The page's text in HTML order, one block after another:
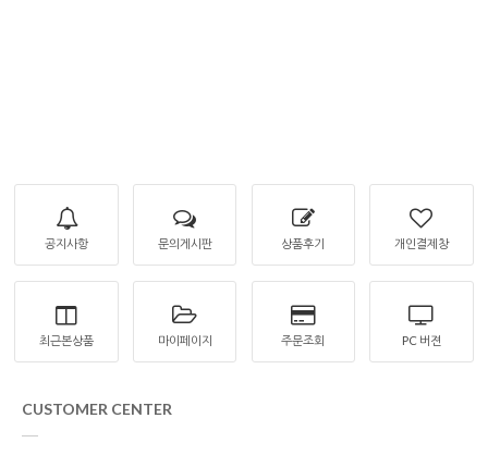
공지사항 문의게시판 상품후기 개인결제창
최근본상품 마이페이지 주문조회 PC 버젼
CUSTOMER CENTER